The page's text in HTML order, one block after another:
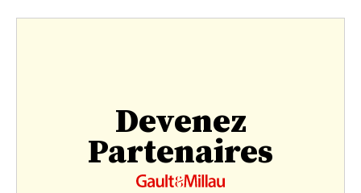
Devenez
Partenaires